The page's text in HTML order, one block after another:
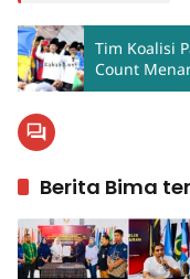
Tim Koalisi
Count
Berita Bima